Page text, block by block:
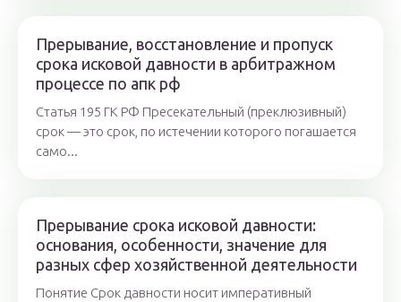
Прерывание, восстановление и пропуск
срока исковой давности в арбитражном
процессе по апк рф
Статья 195 ГК РФ Пресекательный (преклюзивный)
срок — это срок, по истечении которого погашается
само...
Прерывание срока исковой давности:
основания, особенности, значение для
разных сфер хозяйственной деятельности
Понятие Срок давности носит императивный